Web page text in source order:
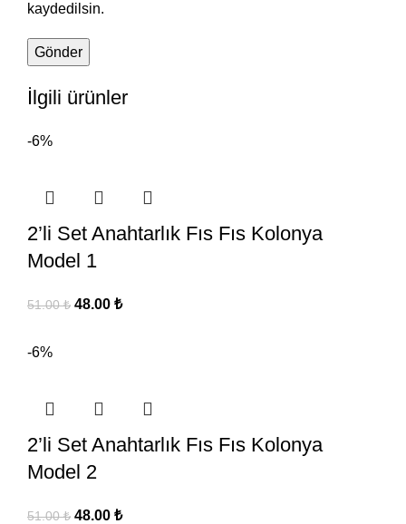
kaydedilsin.
İlgili ürünler
-6%
2’li Set Anahtarlık Fıs Fıs Kolonya
Model 1
51.00₺ 48.00 ₺
-6%
2’li Set Anahtarlık Fıs Fıs Kolonya
Model 2
51.00₺ 48.00 ₺